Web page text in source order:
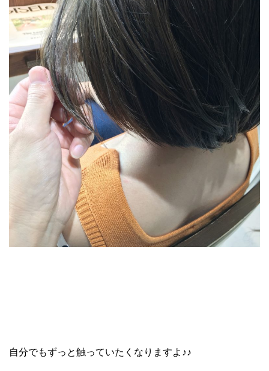
自分でもずっと触っていたくなりますよ♪♪